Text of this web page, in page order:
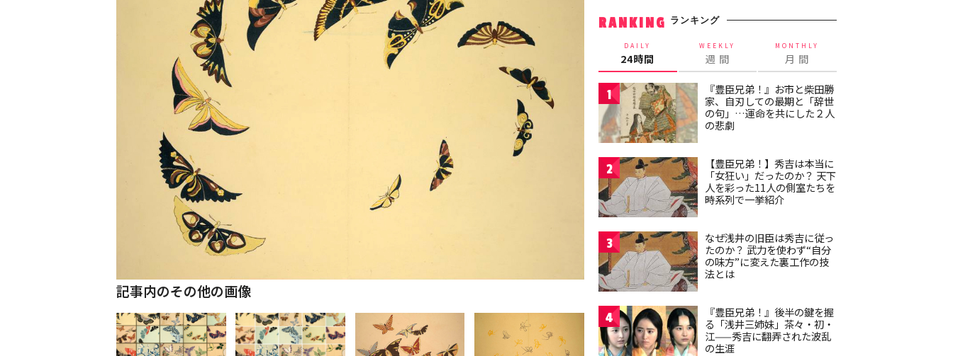
記事内のその他の画像
RANKING ランキング
DAILY
24時間
WEEKLY
週 間
MONTHLY
月 間
1
『豊臣兄弟！』お市と柴田勝
家、自刃しての最期と「辞世
の句」…運命を共にした２人
の悲劇
2
【豊臣兄弟！】秀吉は本当に
「女狂い」だったのか？ 天下
人を彩った11人の側室たちを
時系列で一挙紹介
3
なぜ浅井の旧臣は秀吉に従っ
たのか？ 武力を使わず“自分
の味方”に変えた裏工作の技
法とは
4
『豊臣兄弟！』後半の鍵を握
る「浅井三姉妹」茶々・初・
江——秀吉に翻弄された波乱
の生涯